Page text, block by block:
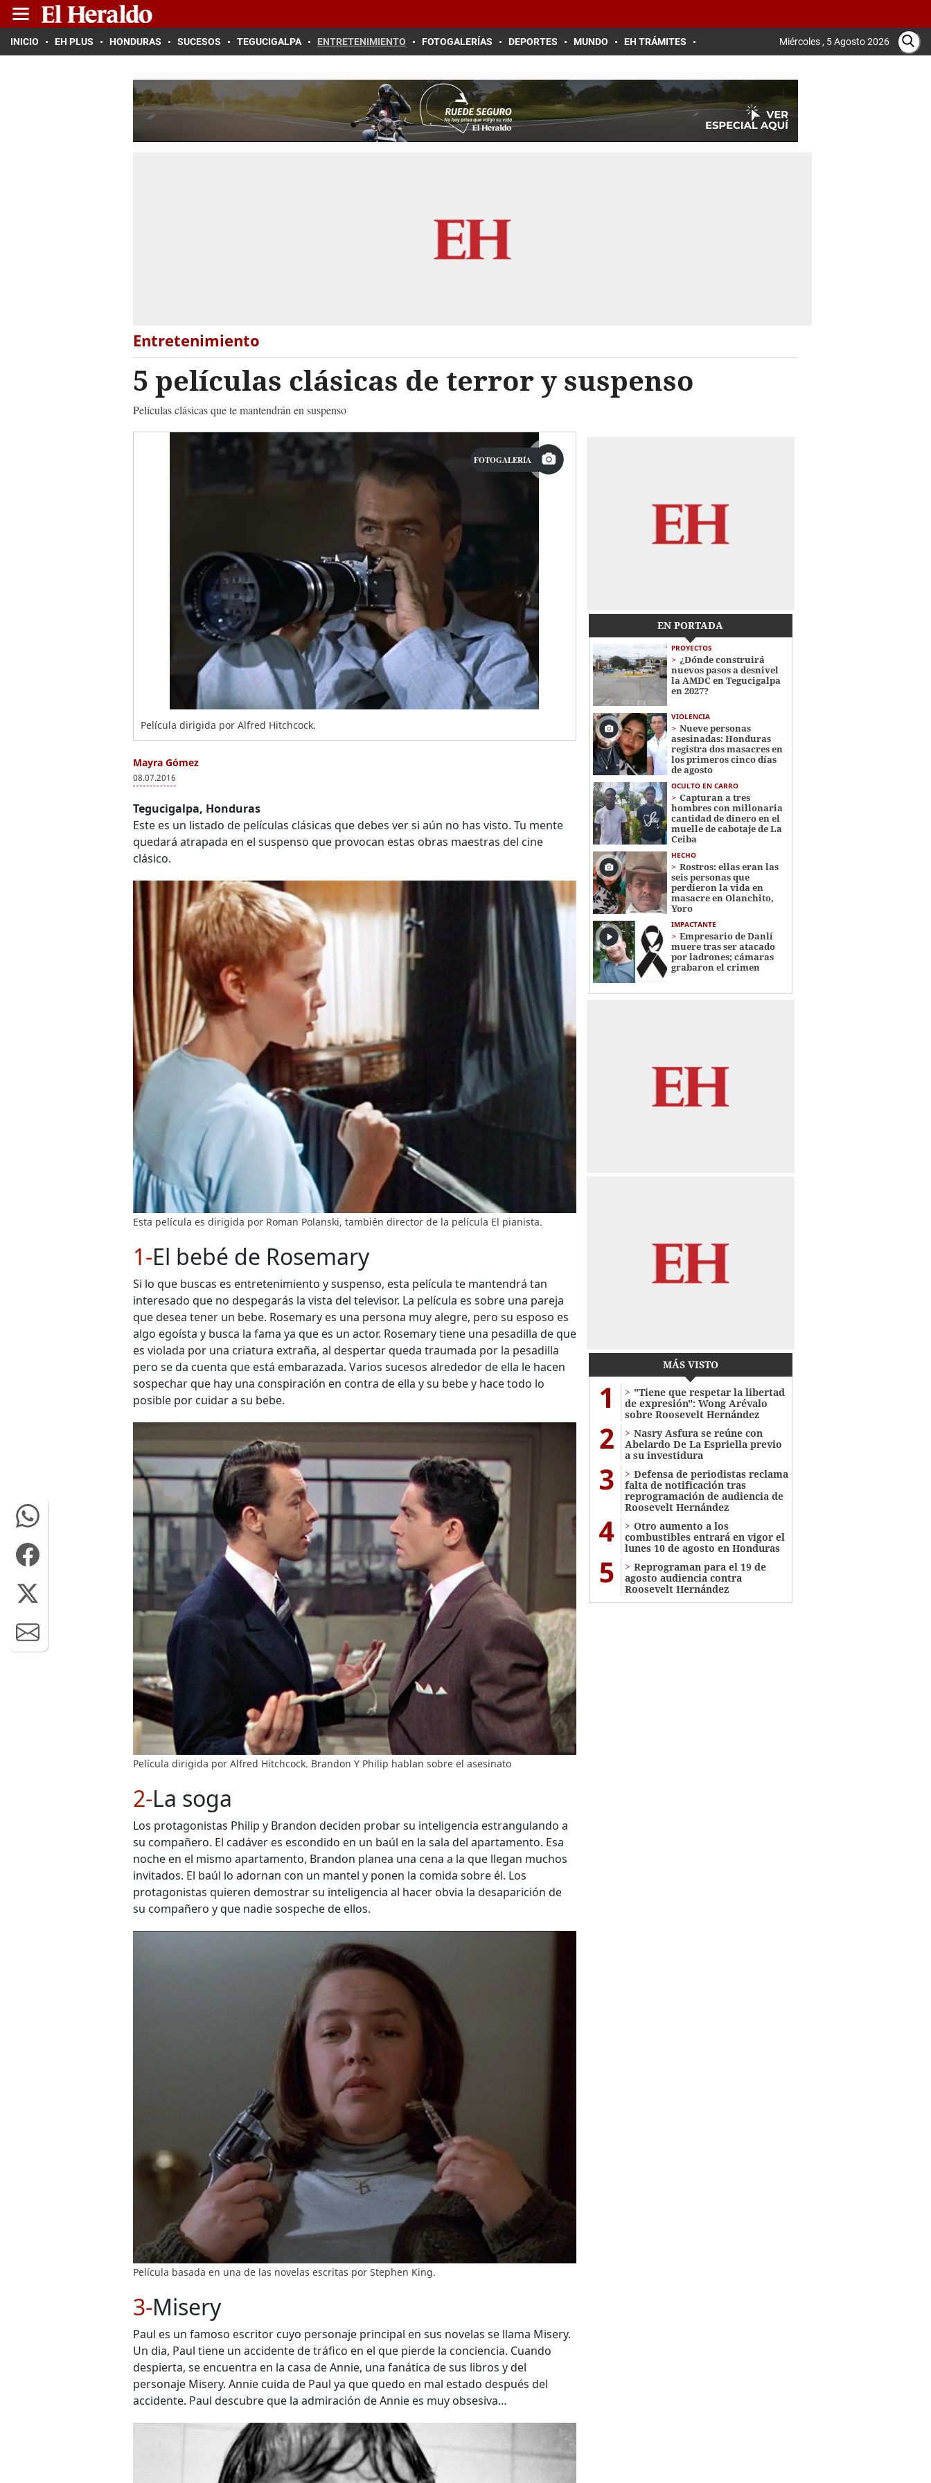
INICIO EH PLUS HONDURAS SUCESOS TEGUCIGALPA ENTRETENIMIENTO FOTOGALERÍAS DEPORTES MUNDO EH TRÁMITES Miércoles , 5 Agosto 2026
Entretenimiento
5 películas clásicas de terror y suspenso
Películas clásicas que te mantendrán en suspenso
FOTOGALERÍA
Película dirigida por Alfred Hitchcock.
Mayra Gómez
08.07.2016
Tegucigalpa, Honduras
Este es un listado de películas clásicas que debes ver si aún no has visto. Tu mente
quedará atrapada en el suspenso que provocan estas obras maestras del cine
clásico.
Esta película es dirigida por Roman Polanski, también director de la película El pianista.
1-El bebé de Rosemary
Si lo que buscas es entretenimiento y suspenso, esta película te mantendrá tan
interesado que no despegarás la vista del televisor. La película es sobre una pareja
que desea tener un bebe. Rosemary es una persona muy alegre, pero su esposo es
algo egoísta y busca la fama ya que es un actor. Rosemary tiene una pesadilla de que
es violada por una criatura extraña, al despertar queda traumada por la pesadilla
pero se da cuenta que está embarazada. Varios sucesos alrededor de ella le hacen
sospechar que hay una conspiración en contra de ella y su bebe y hace todo lo
posible por cuidar a su bebe.
Película dirigida por Alfred Hitchcock. Brandon Y Philip hablan sobre el asesinato
2-La soga
Los protagonistas Philip y Brandon deciden probar su inteligencia estrangulando a
su compañero. El cadáver es escondido en un baúl en la sala del apartamento. Esa
noche en el mismo apartamento, Brandon planea una cena a la que llegan muchos
invitados. El baúl lo adornan con un mantel y ponen la comida sobre él. Los
protagonistas quieren demostrar su inteligencia al hacer obvia la desaparición de
su compañero y que nadie sospeche de ellos.
Película basada en una de las novelas escritas por Stephen King.
3-Misery
Paul es un famoso escritor cuyo personaje principal en sus novelas se llama Misery.
Un dia, Paul tiene un accidente de tráfico en el que pierde la conciencia. Cuando
despierta, se encuentra en la casa de Annie, una fanática de sus libros y del
personaje Misery. Annie cuida de Paul ya que quedo en mal estado después del
accidente. Paul descubre que la admiración de Annie es muy obsesiva…
EN PORTADA
PROYECTOS
¿Dónde construirá
nuevos pasos a desnivel
la AMDC en Tegucigalpa
en 2027?
VIOLENCIA
Nueve personas
asesinadas: Honduras
registra dos masacres en
los primeros cinco días
de agosto
OCULTO EN CARRO
Capturan a tres
hombres con millonaria
cantidad de dinero en el
muelle de cabotaje de La
Ceiba
HECHO
Rostros: ellas eran las
seis personas que
perdieron la vida en
masacre en Olanchito,
Yoro
IMPACTANTE
Empresario de Danlí
muere tras ser atacado
por ladrones; cámaras
grabaron el crimen
MÁS VISTO
1
"Tiene que respetar la libertad
de expresión": Wong Arévalo
sobre Roosevelt Hernández
2
Nasry Asfura se reúne con
Abelardo De La Espriella previo
a su investidura
3
Defensa de periodistas reclama
falta de notificación tras
reprogramación de audiencia de
Roosevelt Hernández
4
Otro aumento a los
combustibles entrará en vigor el
lunes 10 de agosto en Honduras
5
Reprograman para el 19 de
agosto audiencia contra
Roosevelt Hernández